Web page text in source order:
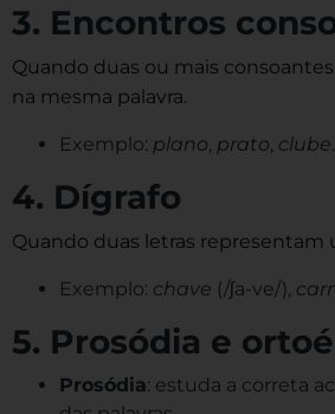
3. Encontros
Quando duas ou mais
na mesma palavra.
Exemplo: plano, prato, clube.
4. Dígrafo
Quando duas letras representam
Exemplo: chave (/ʃa-ve/),
5. Prosódia e
Prosódia: estuda a correta